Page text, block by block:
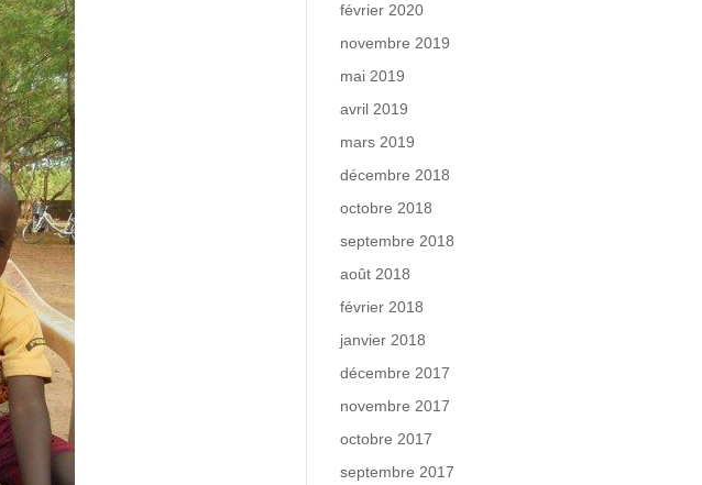
février 2020
novembre 2019
mai 2019
avril 2019
mars 2019
décembre 2018
octobre 2018
septembre 2018
août 2018
février 2018
janvier 2018
décembre 2017
novembre 2017
octobre 2017
septembre 2017